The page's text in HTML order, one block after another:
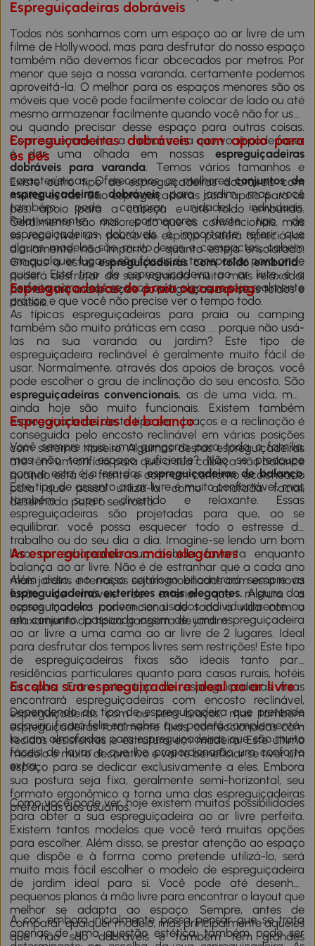
Espreguiçadeiras dobráveis
Todos nós sonhamos com um espaço ao ar livre de um
filme de Hollywood, mas para desfrutar do nosso espaço
também não devemos ficar obcecados por metros. Por
menor que seja a nossa varanda, certamente podemos
aproveitá-la. O melhor para os espaços menores são os
móveis que você pode facilmente colocar de lado ou até
mesmo armazenar facilmente quando você não for usar
ou quando precisar desse espaço para outras coisas.
Com isso em mente, a melhor coisa que você pode fazer
é dar uma olhada em nossasespreguiçadeiras
dobráveis para varanda. Temos vários tamanhos e
características. Oferecemos os melhoresconjuntos de
espreguiçadeiras dobráveispara jardim, mas você
também pode comprar unidades individuais.
Relativamente aos pormenores deste tipo de
espreguiçadeiras dobráveis, é importante referir que
alguns modelos são muito leves e compactos, cabem
em qualquer lugar e são fáceis de transportar para onde
quiser. Este tipo de espreguiçadeira ao ar livre é a
perfeita para você se você quer algo que seja realmente
prático e que você não precise ver o tempo todo.
Espreguiçadeiras dobráveis com apoio para
os pés
Existe outro tipo de espreguiçadeiras dobráveis com
muitos extras. São espreguiçadeiras com apoio para os
pés, apoio para a cabeça e até toldo embutido.
Geralmente são maiores do que os convencionais, mas
se você tiver um pouco de espaço poderá apreciá-los
diariamente, não importa o quanto esteja ensolarado.
Graças a estasespreguiçadeiras com toldo embutido
poderá desfrutar da sua varanda muito mais relaxada,
pois evitará a exposição ao sol graças aos seus toldos e
dosséis.
Espreguiçadeiras de praia ou camping
As típicas espreguiçadeiras para praia ou camping
também são muito práticas em casa ... porque não usá-
las na sua varanda ou jardim? Este tipo de
espreguiçadeira reclinável é geralmente muito fácil de
usar. Normalmente, através dos apoios de braços, você
pode escolher o grau de inclinação do seu encosto. São
espreguiçadeiras convencionais, as de uma vida, mas
ainda hoje são muito funcionais. Existem também
espreguiçadeiras deste tipo sem braços e a reclinação é
conseguida pelo encosto reclinável em várias posições
com sistema traseiro. Algumas destas espreguiçadeiras
até têm um orifício para que a sua cabeça não balance
quando está de frente e com um contorno acolchoado
para que possa utilizá-la como almofada facial,
desenhada para o seu rosto.
Espreguiçadeiras de balanço
Você sempre quis uma gangorra para toda a família,
mas não tem espaço suficiente? Não se preocupe
porque esta é a era dasespreguiçadeiras de balanço.
Este tipo de assento ao ar livre é muito confortável, mas
também super divertido e relaxante. Essas
espreguiçadeiras são projetadas para que, ao se
equilibrar, você possa esquecer todo o estresse do
trabalho ou do seu dia a dia. Imagine-se lendo um bom
livro ou saboreando sua bebida favorita enquanto
balança ao ar livre. Não é de estranhar que a cada ano
mais jardins e terraços sejam mobiliados com essa nova
fusão de móveis de exterior que mistura a
espreguiçadeira convencional de toda a vida com o
relaxamento da típica gangorra de jardim.
As espreguiçadeiras mais elegantes
Além disso, no nosso catálogo encontrará sempre as
espreguiçadeiras exteriores mais elegantes. Alguns dos
nossos modelos podem ser usados individualmente ou
em conjunto, passando assim de uma espreguiçadeira
ao ar livre a uma cama ao ar livre de 2 lugares. Ideal
para desfrutar dos tempos livres sem restrições! Este tipo
de espreguiçadeiras fixas são ideais tanto para
residências particulares quanto para casas rurais, hotéis
ou spas. Entre este tipo de espreguiçadeiras fixas
encontrará espreguiçadeiras com encosto reclinável,
espreguiçadeiras com ou sem braços; mas também
espreguiçadeiras totalmente fixas, confeccionadas com
tecidos resistentes e estrutura em madeira. Este último
modelo é muito decorativo e vai te beneficiar se tiver um
espaço para se dedicar exclusivamente a eles. Embora
sua postura seja fixa, geralmente semi-horizontal, seu
formato ergonômico a torna uma das espreguiçadeiras
preferidas dos usuários.
Escolha sua espreguiçadeira ideal ao ar livre
Dependendo do tipo de espreguiçadeira que pretende
adquirir, ficará feliz em saber que poderá complementá-
la comalmofadas para espreguiçadeirasque são muito
fáceis de lavar e que lhe proporcionarão um conforto
extra.
Como você pode ver, hoje existem muitas possibilidades
para obter a sua espreguiçadeira ao ar livre perfeita.
Existem tantos modelos que você terá muitas opções
para escolher. Além disso, se prestar atenção ao espaço
que dispõe e à forma como pretende utilizá-lo, será
muito mais fácil escolher o modelo de espreguiçadeira
de jardim ideal para si. Você pode até desenhar
pequenos planos à mão livre para encontrar o layout que
melhor se adapta ao espaço. Sempre, antes de
comparar qualquer modelo, mas principalmente aqueles
que não são dobráveis e também têm grandes
A cor, embora inicialmente possa pensar que se trata
apenas de uma questão estética, também pode ser